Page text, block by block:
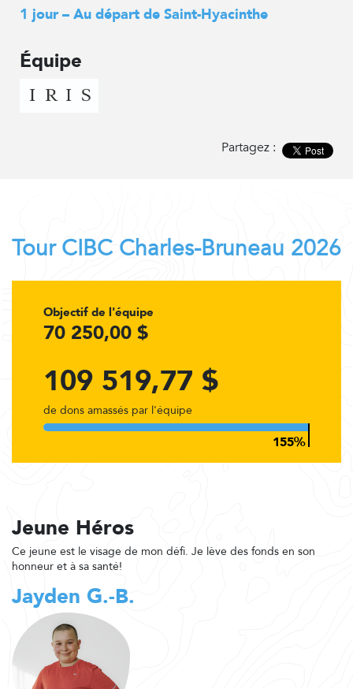
1 jour – Au départ de Saint-Hyacinthe
Équipe
Partagez :
Tour CIBC Charles-Bruneau 2026
Objectif de l'équipe
70 250,00 $
109 519,77 $
de dons amassés par l'équipe
Jeune Héros
Ce jeune est le visage de mon défi. Je lève des fonds en son
honneur et à sa santé!
Jayden G.-B.